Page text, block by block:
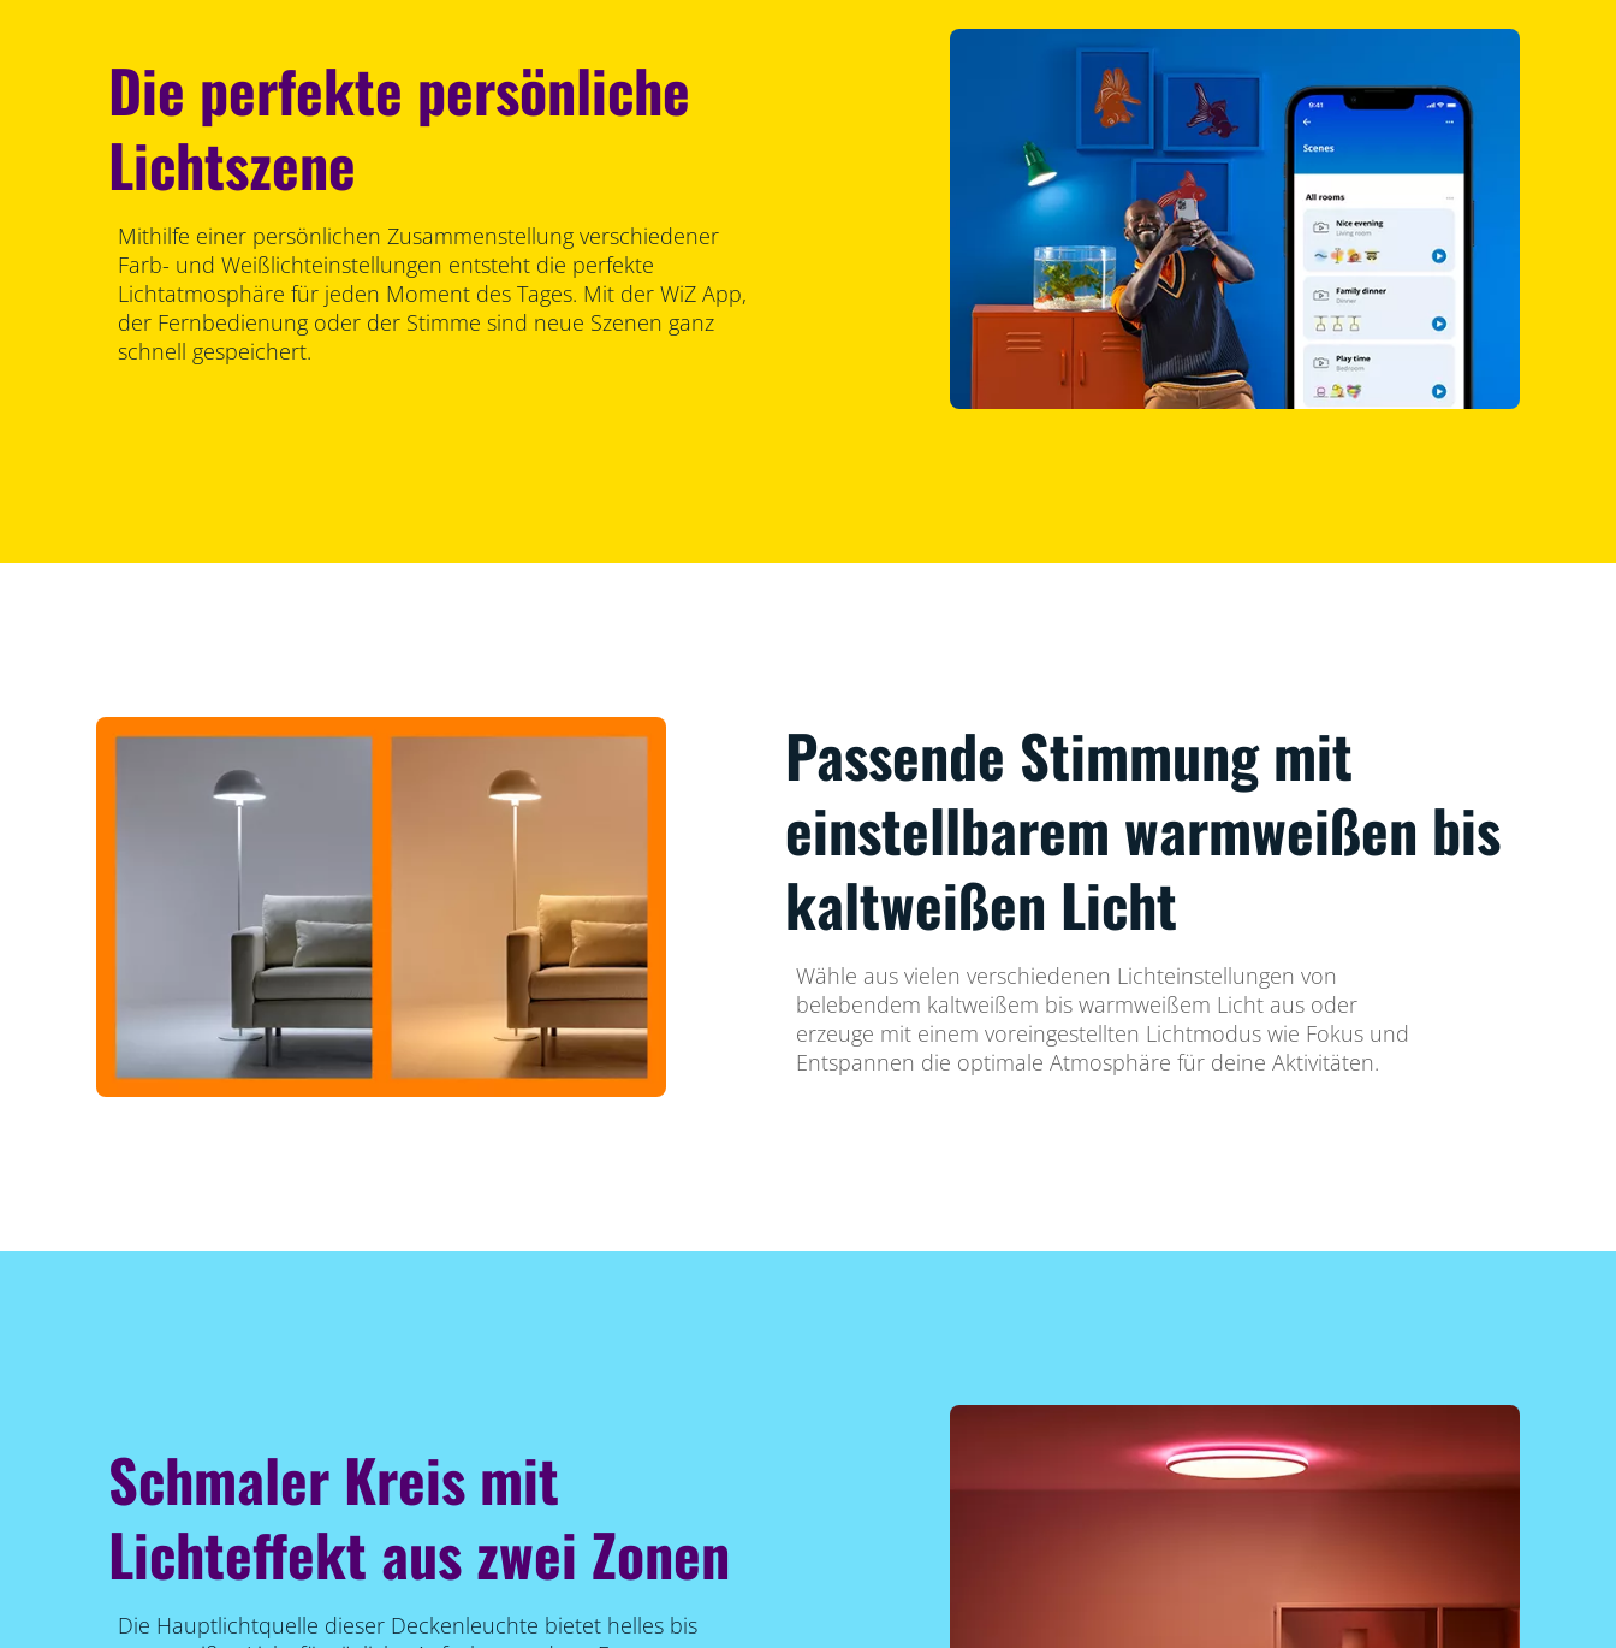
Die perfekte persönliche
Lichtszene
Mithilfe einer persönlichen Zusammenstellung verschiedener
Farb- und Weißlichteinstellungen entsteht die perfekte
Lichtatmosphäre für jeden Moment des Tages. Mit der WiZ App,
der Fernbedienung oder der Stimme sind neue Szenen ganz
schnell gespeichert.
Passende Stimmung mit
einstellbarem warmweißen bis
kaltweißen Licht
Wähle aus vielen verschiedenen Lichteinstellungen von
belebendem kaltweißem bis warmweißem Licht aus oder
erzeuge mit einem voreingestellten Lichtmodus wie Fokus und
Entspannen die optimale Atmosphäre für deine Aktivitäten.
Schmaler Kreis mit
Lichteffekt aus zwei Zonen
Die Hauptlichtquelle dieser Deckenleuchte bietet helles bis